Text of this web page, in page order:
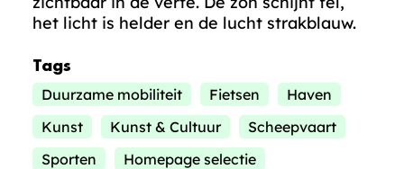
het licht is helder en de lucht strakblauw.
Tags
Duurzame mobiliteit Fietsen
Haven
Kunst
Kunst & Cultuur
Scheepvaart
Sporten
Homepage selectie